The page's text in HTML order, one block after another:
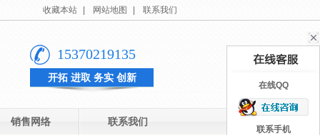
收藏本站 网站地图 联系我们
15370219135
开拓 进取 务实 创新
销售网络 联系我们
在线QQ
联系手机